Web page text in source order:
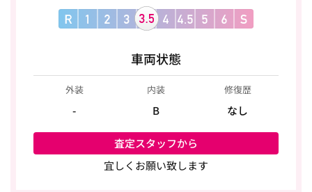
車両状態
外装
-
内装
B
修復歴
なし
査定スタッフから
宜しくお願い致します